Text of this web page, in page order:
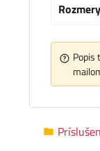
Popis